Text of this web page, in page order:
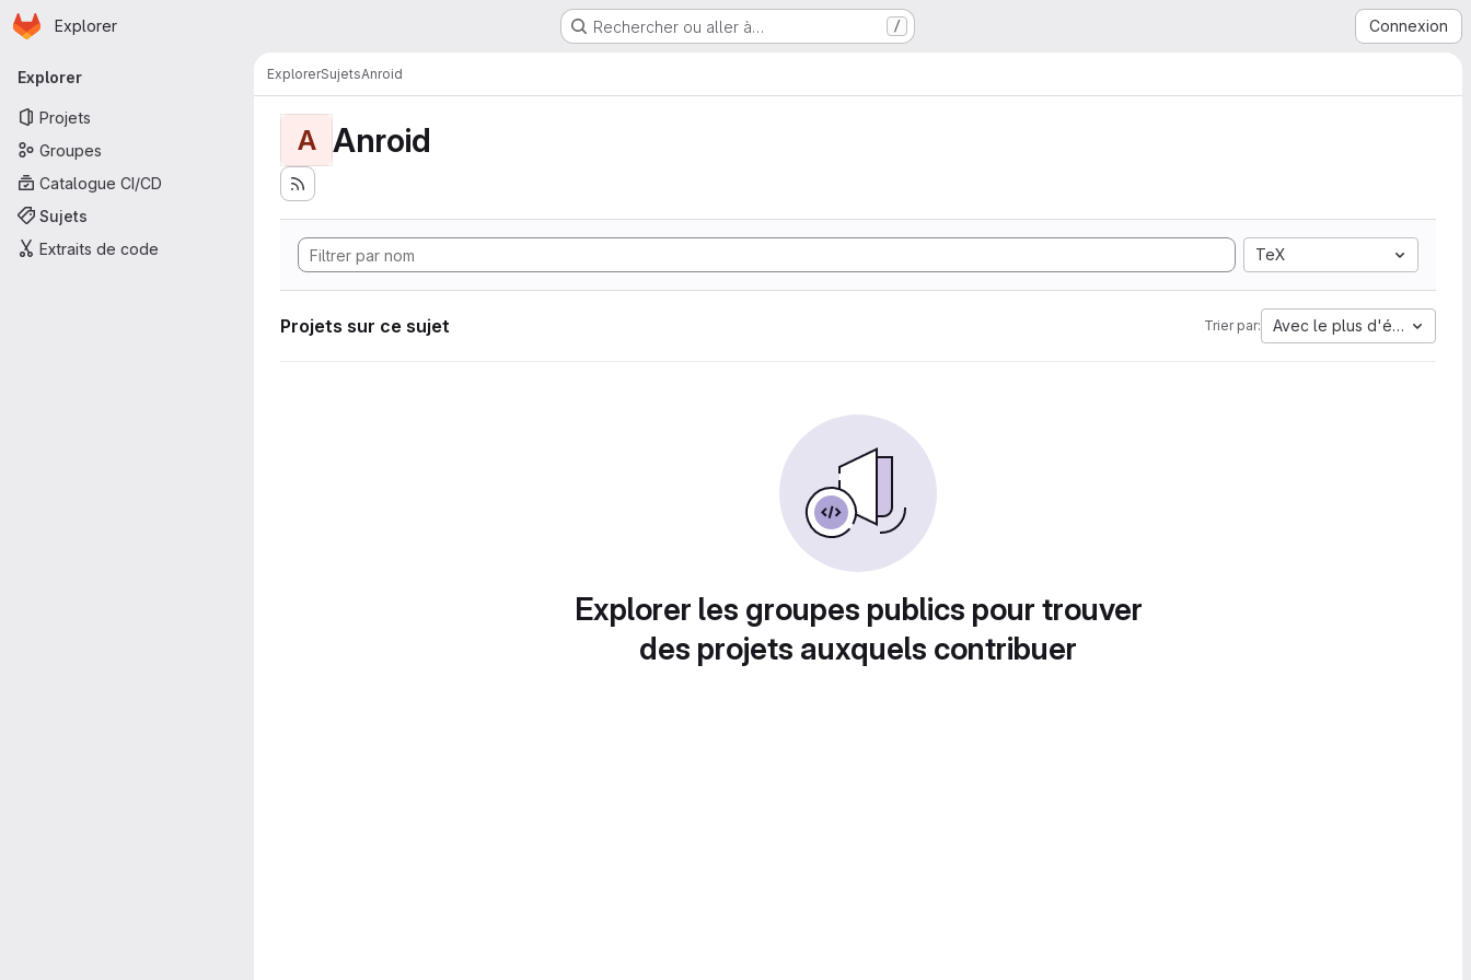
Passer au contenu principal
Page d'accueil
Explorer Rechercher ou aller à… / Connexion
Navigation principale
Explorer
Projets
Groupes
Catalogue CI/CD
Sujets
Extraits de code
ExplorerSujetsAnroid
A Anroid
TeX
Projets sur ce sujet Trier par: Avec le plus d'étoiles
Explorer les groupes publics pour trouver
des projets auxquels contribuer